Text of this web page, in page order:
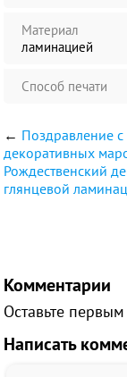
Материал
ламинацией
Способ печати
← Поздравление
декоративных
Рождественский
глянцевой
Комментарии
Оставьте
Написать